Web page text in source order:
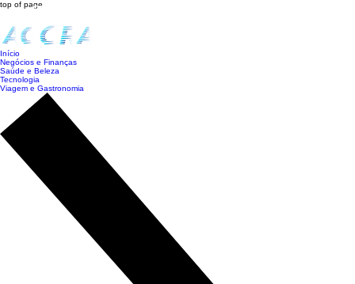
top of page
Início
Negócios e Finanças
Saúde e Beleza
Tecnologia
Viagem e Gastronomia